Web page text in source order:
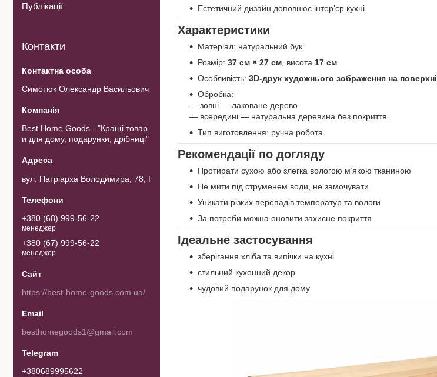
Естетичний дизайн доповнює інтер’єр кухні
Характеристики
Матеріал: натуральний бук
Розмір: 37 см × 27 см , висота 17 см
Особливість: 3D-друк художнього зображення на поверхні
Обробка:
— зовні — лаковане дерево
— всередині — натуральна деревина без покриття
Тип виготовлення: ручна робота
Рекомендації по догляду
Протирати сухою або злегка вологою м’якою тканиною
Не мити під струменем води, не замочувати
Уникати різких перепадів температур та вологи
За потреби можна оновити захисне покриття
Ідеальне застосування
зберігання хліба та випічки на кухні
стильний кухонний декор
чудовий подарунок для дому
Публікації
Контакти
Симотюк Олександр Васильович
Best Home Goods - "Кращі товар
и для дому, подарунки, дрібниці"
вул. Патріарха Володимира, 78, Рожнов, Україна
+380 (68) 999-56-22
менеджер
+380 (67) 999-56-22
менеджер
https://best-home-goods.com.ua/
besthomegoods1@gmail.com
+380689995622